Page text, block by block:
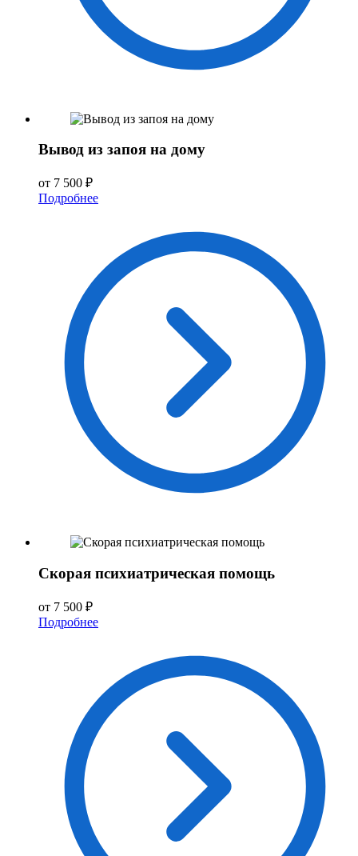
Вывод из запоя на дому
от 7 500 ₽
Подробнее
Скорая психиатрическая помощь
от 7 500 ₽
Подробнее